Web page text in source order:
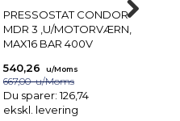
PRESSOSTAT CONDOR
MDR 3 ,U/MOTORVÆRN,
MAX16 BAR 400V
540,26
u/Moms
667,00u/Moms
Du sparer:126,74
ekskl. levering